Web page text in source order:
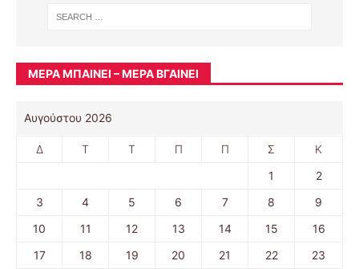
ΜΈΡΑ ΜΠΑΊΝΕΙ – ΜΈΡΑ ΒΓΑΊΝΕΙ
Αυγούστου 2026
Δ Τ Τ Π Π Σ
Κ
1
2
3
4 5 6 7 8
9
10
11 12 13 14 15
16
17
18 19 20 21 22 23